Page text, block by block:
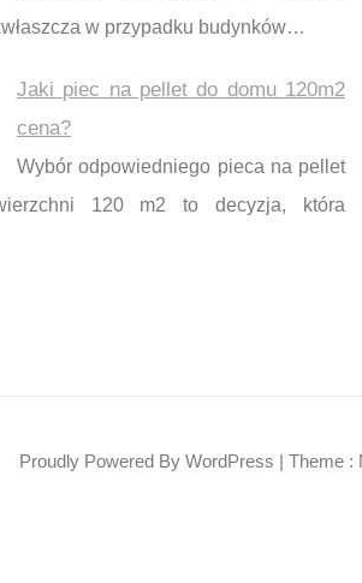
w przypadku budynków…
Jaki piec na pellet do domu 120m2
cena?
Wybór odpowiedniego pieca na pellet
120 m2 to decyzja, która
Proudly Powered By WordPress | Theme :